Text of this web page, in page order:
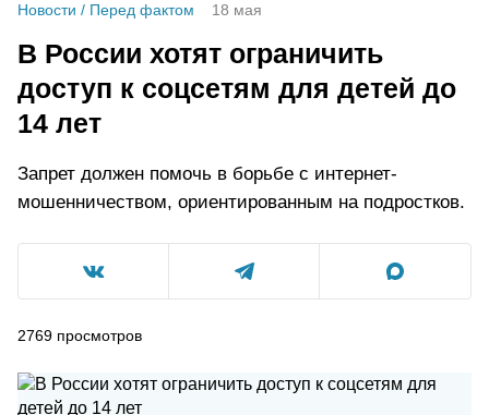
Новости / Перед фактом 18 мая
В России хотят ограничить
доступ к соцсетям для детей до
14 лет
Запрет должен помочь в борьбе с интернет-
мошенничеством, ориентированным на подростков.
2769 просмотров